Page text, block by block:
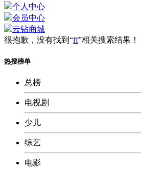
个人中心
会员中心
云钻商城
很抱歉，没有找到“ff”相关搜索结果！
热搜榜单
总榜
电视剧
少儿
综艺
电影